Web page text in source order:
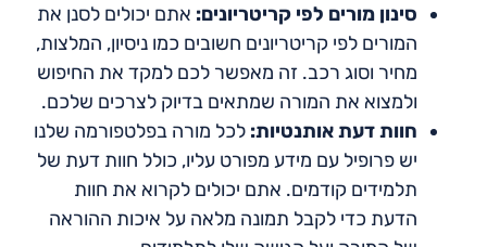
סינון מורים לפי קריטריונים: אתם יכולים לסנן את
המורים לפי קריטריונים חשובים כמו ניסיון, המלצות,
מחיר וסוג רכב. זה מאפשר לכם למקד את החיפוש
ולמצוא את המורה שמתאים בדיוק לצרכים שלכם.
חוות דעת אותנטיות: לכל מורה בפלטפורמה שלנו
יש פרופיל עם מידע מפורט עליו, כולל חוות דעת של
תלמידים קודמים. אתם יכולים לקרוא את חוות
הדעת כדי לקבל תמונה מלאה על איכות ההוראה